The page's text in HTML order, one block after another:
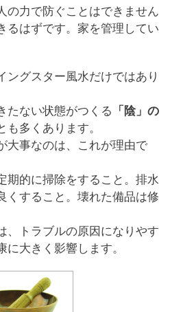
の力で防ぐことはできません
るはずです。家を管理してい
ングスター風水だけではあり
たない状態がつくる 「陰」の
多くあります。
大事なのは、これが理由で
期的に掃除をすること。排水
くすること。壊れた備品は修
、トラブルの原因になりやす
に大きく影響します。